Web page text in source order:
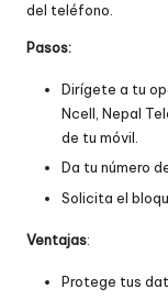
del teléfono.
Pasos:
Dirígete a tu
Ncell, Nepal
de tu móvil.
Da tu número
Solicita el
Ventajas:
Protege tus